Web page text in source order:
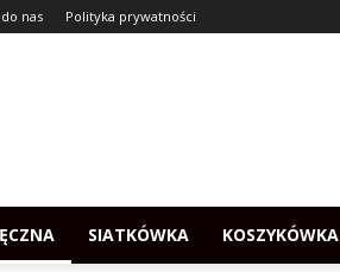
do nas Polityka prywatności
SIATKÓWKA KOSZYKÓWKA